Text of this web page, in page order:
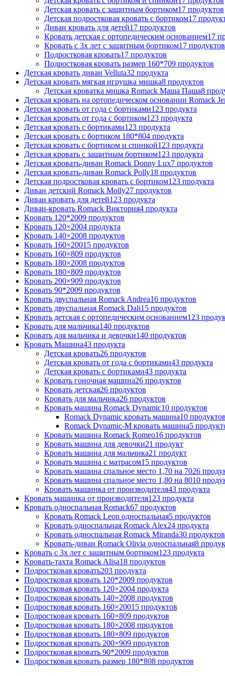
Детская кровать с защитным бортиком17 продуктов
Детская подростковая кровать с бортиком17
Диван кровать для детей17 продуктов
Кровать детская с ортопедическим основанием17
Кровать с 3х лет с защитным бортиком17 продуктов
Подростковая кровать17 продуктов
Подростковая кровать размер 160*709 продуктов
Детская кровать диван Velluta32 продукта
Детская кровать мягкая игрушка мишка8 продуктов
Детская кроватка мишка Romack Маша Паша8
Детская кровать на ортопедическом основании Romack
Детская кровать от года с бортиками123 продукта
Детская кровать от года с бортиком123 продукта
Детская кровать с бортиками123 продукта
Детская кровать с бортиком 180*804 продукта
Детская кровать с бортиком и спинкой123 продукта
Детская кровать с защитным бортиком123 продукта
Детская кровать-диван Romack Donny Lux7 продуктов
Детская кровать-диван Romack Polly18 продуктов
Детская подростковая кровать с бортиком123 продукта
Диван детский Romack Molly27 продуктов
Диван кровать для детей123 продукта
Диван-кровать Romack Виктория4 продукта
Кровать 120*2009 продуктов
Кровать 120×2004 продукта
Кровать 140×2008 продуктов
Кровать 160×20015 продуктов
Кровать 160×809 продуктов
Кровать 180×2008 продуктов
Кровать 180×809 продуктов
Кровать 200×909 продуктов
Кровать 90*2009 продуктов
Кровать двуспальная Romack Andrea16 продуктов
Кровать двуспальная Romack Dali15 продуктов
Кровать детская с ортопедическим основанием123
Кровать для мальчика140 продуктов
Кровать для мальчика и девочки140 продуктов
Кровать Машина43 продукта
Детская кровать26 продуктов
Детская кровать от года с бортиками43 продукта
Детская кровать с бортиками43 продукта
Кровать гоночная машина26 продуктов
Кровать детская26 продуктов
Кровать для мальчика26 продуктов
Кровать машина Romack Dynamic10 продуктов
Romack Dynamic кровать машина10 продуктов
Romack Dynamic-M кровать машина5
Кровать машина Romack Romeo16 продуктов
Кровать машина для девочки21 продукт
Кровать машина для мальчика21 продукт
Кровать машина с матрасом15 продуктов
Кровать машина спальное место 1,70 на 7026
Кровать машина спальное место 1,80 на 8010
Кровать машинка от производителя43 продукта
Кровать машинка от производителя123 продукта
Кровать односпальная Romack67 продуктов
Кровать Romack Leon односпальная5 продуктов
Кровать односпальная Romack Alex24 продукта
Кровать односпальная Romack Miranda30 продуктов
Кровать-диван Romack Olivia односпальная8
Кровать с 3х лет с защитным бортиком123 продукта
Кровать-тахта Romack Alisa18 продуктов
Подростковая кровать203 продукта
Подростковая кровать 120*2009 продуктов
Подростковая кровать 120×2004 продукта
Подростковая кровать 140×2008 продуктов
Подростковая кровать 160×20015 продуктов
Подростковая кровать 160×809 продуктов
Подростковая кровать 180×2008 продуктов
Подростковая кровать 180×809 продуктов
Подростковая кровать 200×909 продуктов
Подростковая кровать 90*2009 продуктов
Подростковая кровать размер 180*808 продуктов